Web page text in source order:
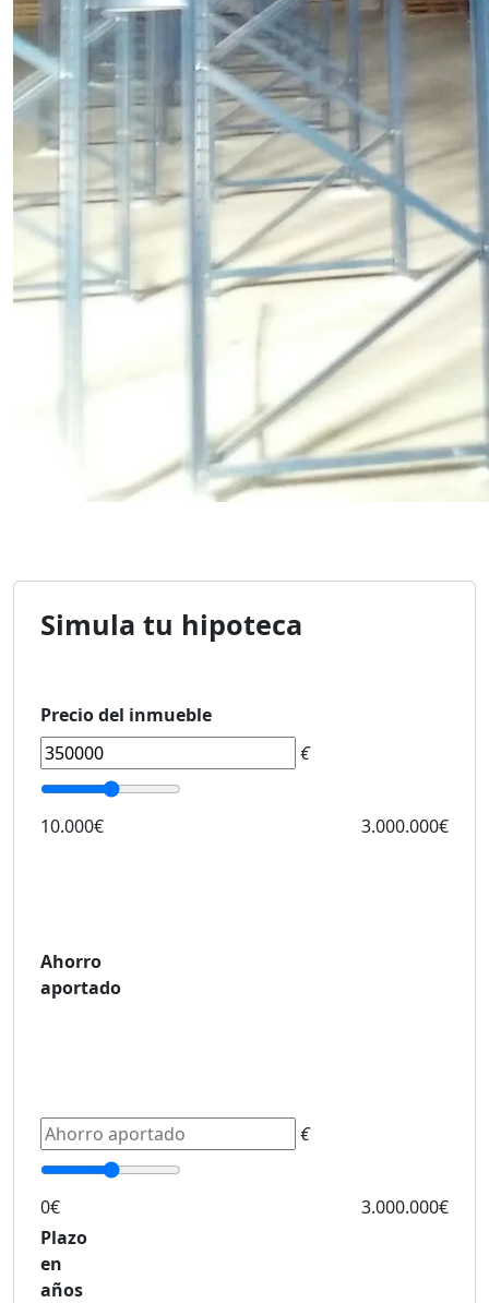
Simula tu hipoteca
Precio del inmueble
€
10.000€ 3.000.000€
Ahorro
aportado
€
0€
3.000.000€
Plazo
en
años